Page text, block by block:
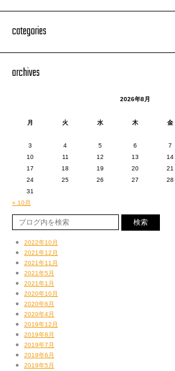
categories
archives
2026年8月
月 火 水 木 金
3
4 5 6 7
10
11 12 13 14
17
18 19 20 21
24
25 26 27 28
31
« 10月
2022年10月
2021年12月
2021年11月
2021年5月
2021年1月
2020年10月
2020年6月
2020年4月
2019年12月
2019年8月
2019年7月
2019年6月
2019年5月